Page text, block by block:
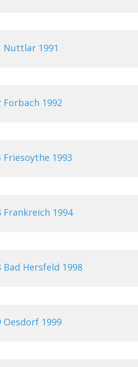
Nuttlar 1991
Forbach 1992
Friesoythe 1993
Frankreich 1994
Bad Hersfeld 1998
Oesdorf 1999